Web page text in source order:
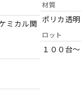
ミカル関
材質
ポリカ透明
ロット
１００台